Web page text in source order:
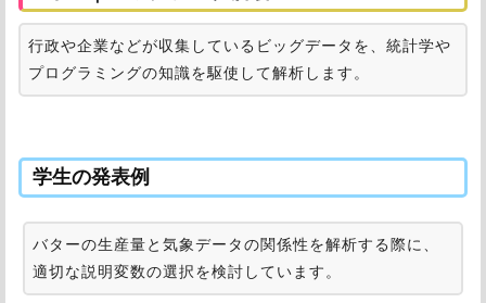
行政や企業などが収集しているビッグデータを、統計学や
プログラミングの知識を駆使して解析します。
学生の発表例
バターの生産量と気象データの関係性を解析する際に、
適切な説明変数の選択を検討しています。